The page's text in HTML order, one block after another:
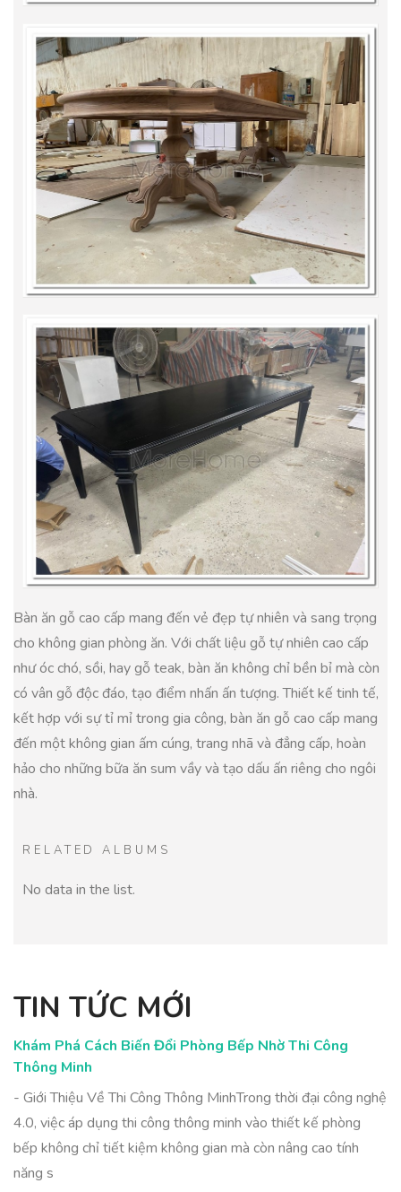
Bàn ăn gỗ cao cấp mang đến vẻ đẹp tự nhiên và sang trọng
cho không gian phòng ăn. Với chất liệu gỗ tự nhiên cao cấp
như óc chó, sồi, hay gỗ teak, bàn ăn không chỉ bền bỉ mà còn
có vân gỗ độc đáo, tạo điểm nhấn ấn tượng. Thiết kế tinh tế,
kết hợp với sự tỉ mỉ trong gia công, bàn ăn gỗ cao cấp mang
đến một không gian ấm cúng, trang nhã và đẳng cấp, hoàn
hảo cho những bữa ăn sum vầy và tạo dấu ấn riêng cho ngôi
nhà.
RELATED ALBUMS
No data in the list.
TIN TỨC MỚI
Khám Phá Cách Biến Đổi Phòng Bếp Nhờ Thi Công
Thông Minh
- Giới Thiệu Về Thi Công Thông MinhTrong thời đại công nghệ
4.0, việc áp dụng thi công thông minh vào thiết kế phòng
bếp không chỉ tiết kiệm không gian mà còn nâng cao tính
năng s